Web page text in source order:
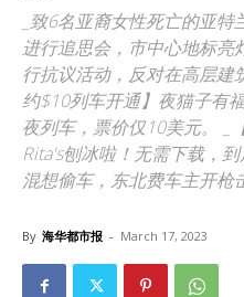
_致6名亚裔女性死亡的亚
进行追思会，市中心地标亮
行抗议活动，反对在高层建
约$10列车开通】夜猫子有
夜列车，票价仅10美元。 _
Rita's刨冰啦！无需下载，
混想偷车，东北费车主开枪
By 海华都市报 - March 17, 2023